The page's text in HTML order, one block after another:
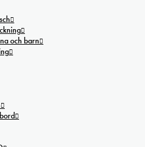
och barn